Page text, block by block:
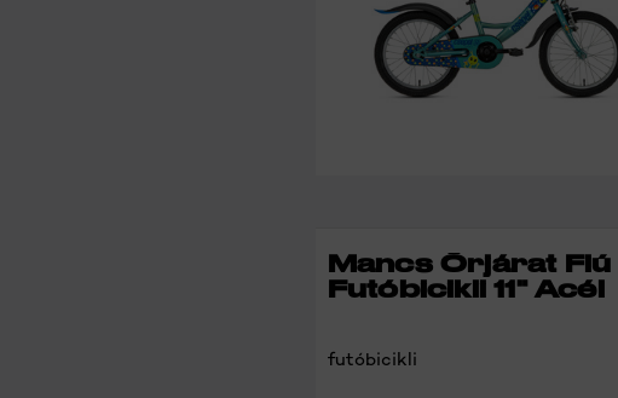
Mancs Őrjárat Fiú
Futóbicikli 11" Acél
futóbicikli